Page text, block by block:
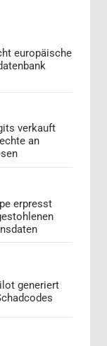
europäische
verkauft
an
erpresst
generiert